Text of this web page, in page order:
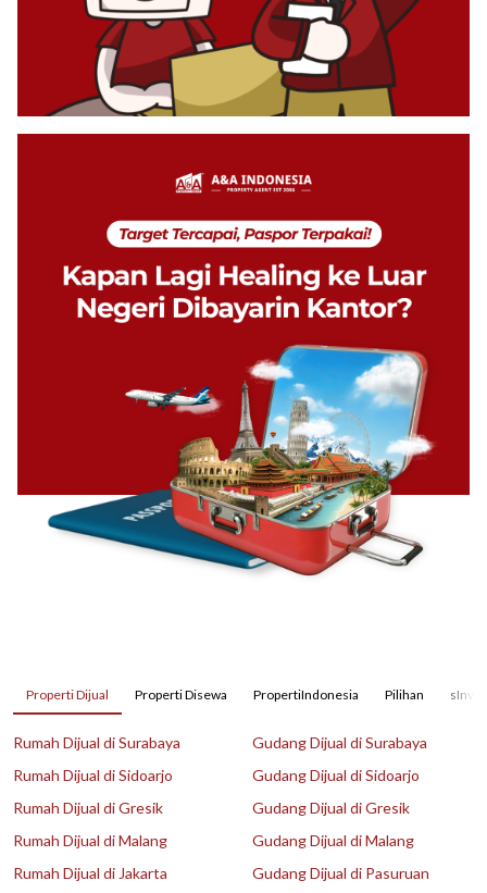
Properti Dijual Properti Disewa PropertiIndonesia Pilihan
Rumah Dijual di Surabaya
Rumah Dijual di Sidoarjo
Rumah Dijual di Gresik
Rumah Dijual di Malang
Rumah Dijual di Jakarta
Gudang Dijual di Surabaya
Gudang Dijual di Sidoarjo
Gudang Dijual di Gresik
Gudang Dijual di Malang
Gudang Dijual di Pasuruan